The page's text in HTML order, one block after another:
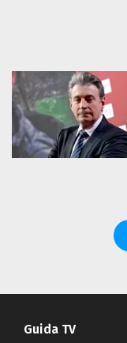
Guida TV